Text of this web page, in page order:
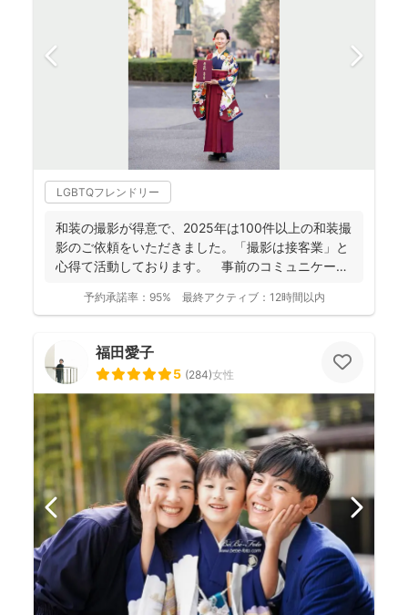
LGBTQフレンドリー
和装の撮影が得意で、2025年は100件以上の和装撮
影のご依頼をいただきました。「撮影は接客業」と
心得て活動しております。 事前のコミュニケーシ
予約承諾率： 95% 最終アクティブ： 12時間以内
福田愛子
5 (284)女性